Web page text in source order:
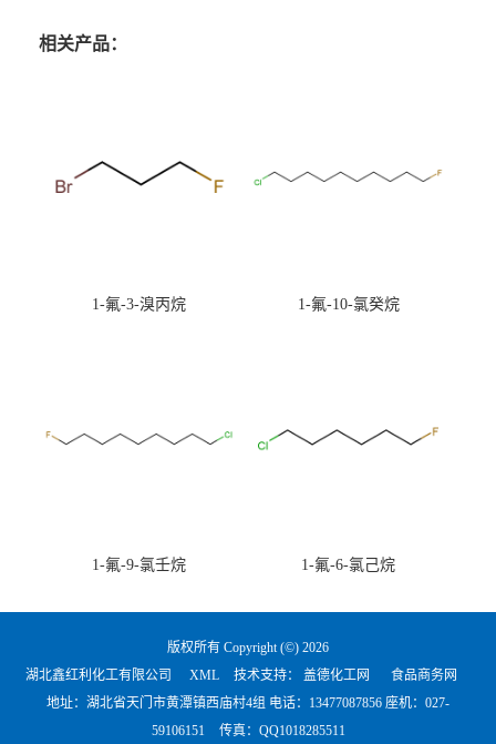
相关产品：
1-氟-3-溴丙烷 1-氟-10-氯癸烷
1-氟-9-氯壬烷 1-氟-6-氯己烷
版权所有 Copyright (©) 2026
湖北鑫红利化工有限公司
XML 技术支持： 盖德化工网
食品商务网
地址：湖北省天门市黄潭镇西庙村4组 电话： 13477087856 座机：027-
59106151
传真：QQ1018285511